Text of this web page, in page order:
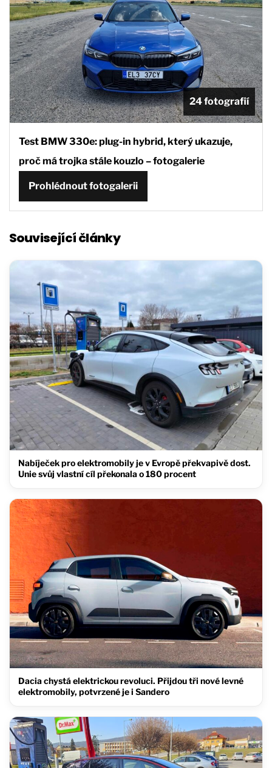
24 fotografií
Test BMW 330e: plug-in hybrid, který ukazuje,
proč má trojka stále kouzlo – fotogalerie
Prohlédnout fotogalerii
Související články
Nabíječek pro elektromobily je v Evropě překvapivě dost.
Unie svůj vlastní cíl překonala o 180 procent
Dacia chystá elektrickou revoluci. Přijdou tři nové levné
elektromobily, potvrzené je i Sandero